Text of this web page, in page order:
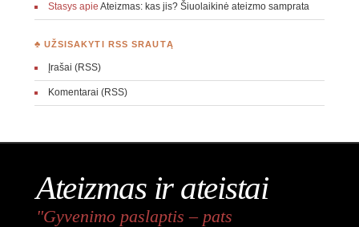
Stasysapie Ateizmas: kas jis? Šiuolaikinė ateizmo samprata
♣ UŽSISAKYTI RSS SRAUTĄ
Įrašai (RSS)
Komentarai (RSS)
Ateizmas ir ateistai
"Gyvenimo paslaptis – pats